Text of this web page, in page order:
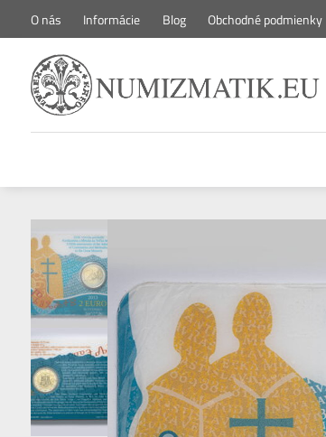
O nás Informácie Blog Obchodné podmienky